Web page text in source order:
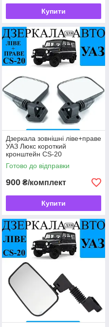
Купити
Дзеркала зовнішні ліве+праве
УАЗ Люкс короткий
кронштейн CS-20
Готово до відправки
900 ₴/комплект
Купити